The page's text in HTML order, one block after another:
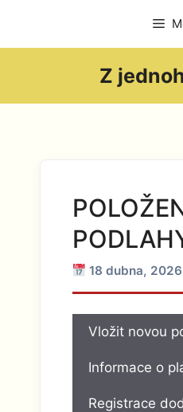
obsah
Z
18 dubna, 2026
Vložit novou
Informace o
Registrace